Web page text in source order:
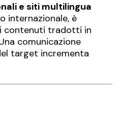
e siti multilingua
internazionale, è
contenuti tradotti in
comunicazione
target incrementa